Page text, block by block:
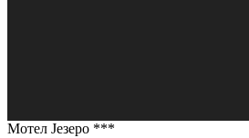
Мотел Језеро ***